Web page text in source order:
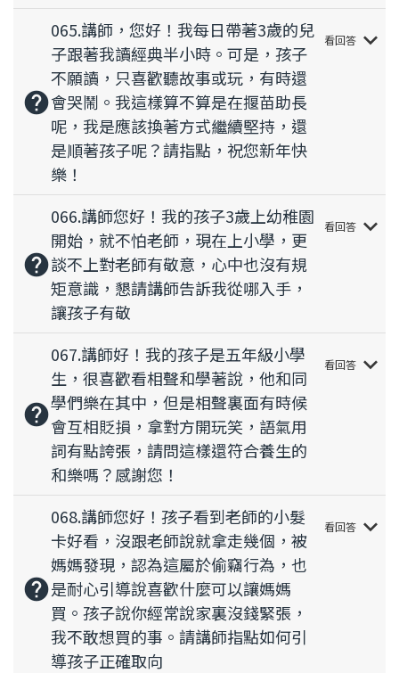
help
065.講師，您好！我每日帶著3歲的兒
子跟著我讀經典半小時。可是，孩子
不願讀，只喜歡聽故事或玩，有時還
會哭鬧。我這樣算不算是在揠苗助長
呢，我是應該換著方式繼續堅持，還
是順著孩子呢？請指點，祝您新年快
樂！
看回答 keyboard_arrow_down
help
066.講師您好！我的孩子3歲上幼稚園
開始，就不怕老師，現在上小學，更
談不上對老師有敬意，心中也沒有規
矩意識，懇請講師告訴我從哪入手，
讓孩子有敬
看回答 keyboard_arrow_down
help
067.講師好！我的孩子是五年級小學
生，很喜歡看相聲和學著說，他和同
學們樂在其中，但是相聲裏面有時候
會互相貶損，拿對方開玩笑，語氣用
詞有點誇張，請問這樣還符合養生的
和樂嗎？感謝您！
看回答 keyboard_arrow_down
help
068.講師您好！孩子看到老師的小髮
卡好看，沒跟老師說就拿走幾個，被
媽媽發現，認為這屬於偷竊行為，也
是耐心引導說喜歡什麼可以讓媽媽
買。孩子說你經常說家裏沒錢緊張，
我不敢想買的事。請講師指點如何引
導孩子正確取向
看回答 keyboard_arrow_down